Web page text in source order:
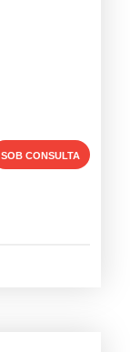
SOB CONSULTA